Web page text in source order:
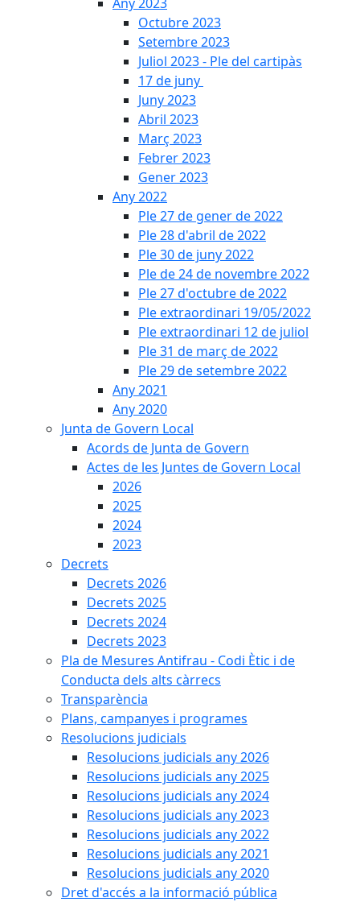
Octubre 2023
Setembre 2023
Juliol 2023 - Ple del cartipàs
17 de juny
Juny 2023
Abril 2023
Març 2023
Febrer 2023
Gener 2023
Any 2022
Ple 27 de gener de 2022
Ple 28 d'abril de 2022
Ple 30 de juny 2022
Ple de 24 de novembre 2022
Ple 27 d'octubre de 2022
Ple extraordinari 19/05/2022
Ple extraordinari 12 de juliol
Ple 31 de març de 2022
Ple 29 de setembre 2022
Any 2021
Any 2020
Junta de Govern Local
Acords de Junta de Govern
Actes de les Juntes de Govern Local
2026
2025
2024
2023
Decrets
Decrets 2026
Decrets 2025
Decrets 2024
Decrets 2023
Pla de Mesures Antifrau - Codi Ètic i de
Conducta dels alts càrrecs
Transparència
Plans, campanyes i programes
Resolucions judicials
Resolucions judicials any 2026
Resolucions judicials any 2025
Resolucions judicials any 2024
Resolucions judicials any 2023
Resolucions judicials any 2022
Resolucions judicials any 2021
Resolucions judicials any 2020
Dret d'accés a la informació pública